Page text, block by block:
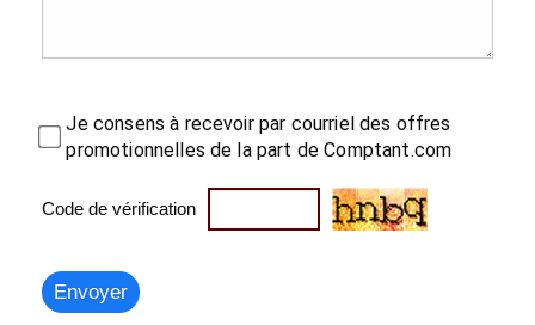
Je consens à recevoir par courriel des offres
promotionnelles de la part de Comptant.com
Code de vérification